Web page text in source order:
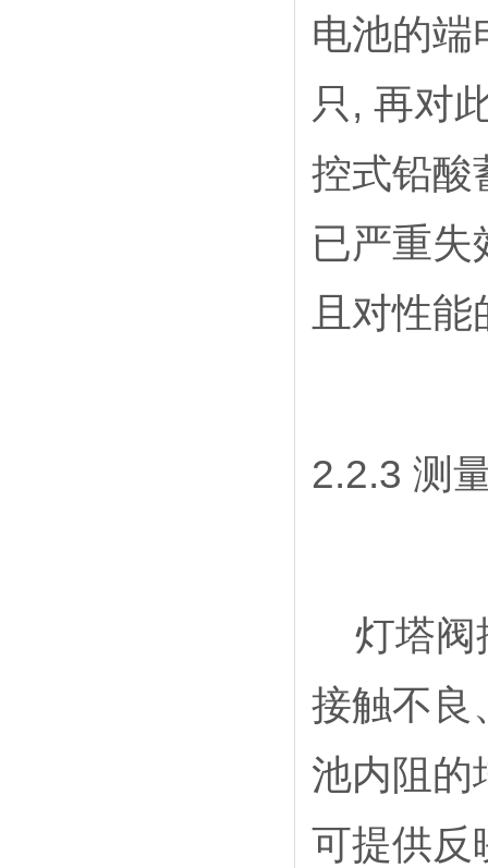
电池的端
只, 再对
控式铅酸
已严重失
且对性
2.2.3 测
灯塔阀
接触不良
池内阻的
可提供反